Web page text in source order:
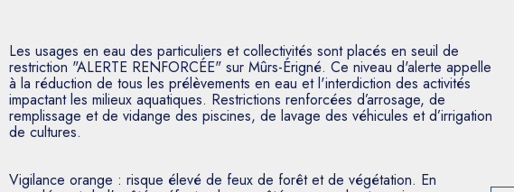
Les usages en eau des particuliers et collectivités sont placés en seuil de
restriction "ALERTE RENFORCÉE" sur Mûrs-Érigné. Ce niveau d'alerte appelle
à la réduction de tous les prélèvements en eau et l'interdiction des activités
impactant les milieux aquatiques. Restrictions renforcées d’arrosage, de
remplissage et de vidange des piscines, de lavage des véhicules et d’irrigation
de cultures.
Vigilance orange : risque élevé de feux de forêt et de végétation. En